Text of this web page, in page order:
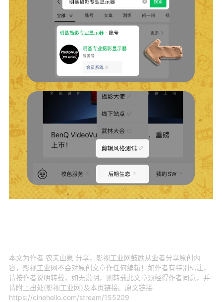
本文为作者 农夫山泉 分享，影视工业网鼓励从业者分享原创内
容，影视工业网不会对原创文章作任何编辑！如作者有特别标注，
请按作者说明转载，如无说明，则转载此文章须经得作者同意，并
请附上出处(影视工业网)及本页链接。原文链接
https://cinehello.com/stream/155209